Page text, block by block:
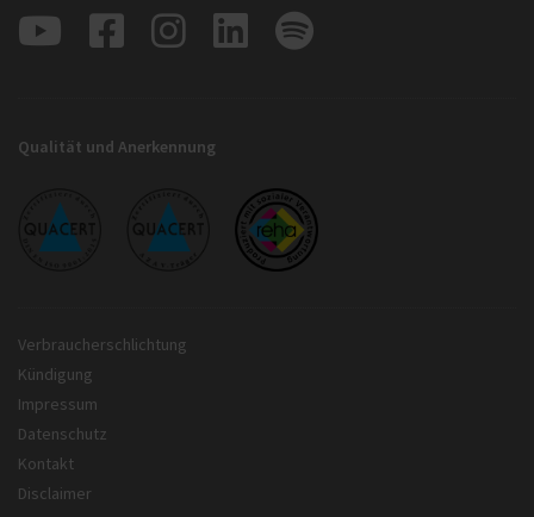
Qualität und Anerkennung
Verbraucherschlichtung
Kündigung
Impressum
Datenschutz
Kontakt
Disclaimer